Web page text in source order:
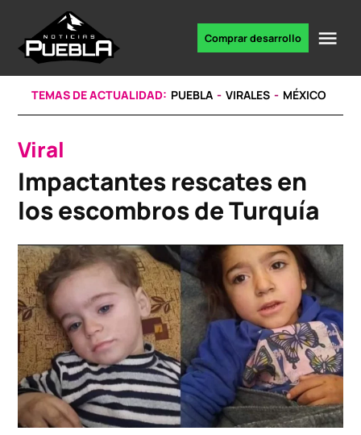
content
noticias
Comprar desarrollo
TEMAS DE ACTUALIDAD: PUEBLA VIRALES MÉXICO
POSTED
IN
Viral
Impactantes rescates en
los escombros de Turquía